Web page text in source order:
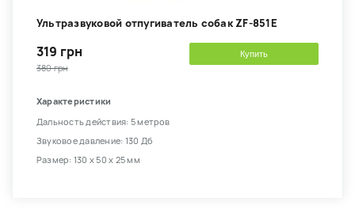
Ультразвуковой отпугиватель собак ZF-851E
319 грн
380 грн
Купить
Характеристики
Дальность действия: 5 метров
Звуковое давление: 130 Дб
Размер: 130 х 50 х 25 мм